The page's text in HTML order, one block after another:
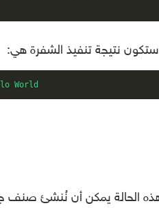
World
الحالة يمكن أن نُنشئ صنف